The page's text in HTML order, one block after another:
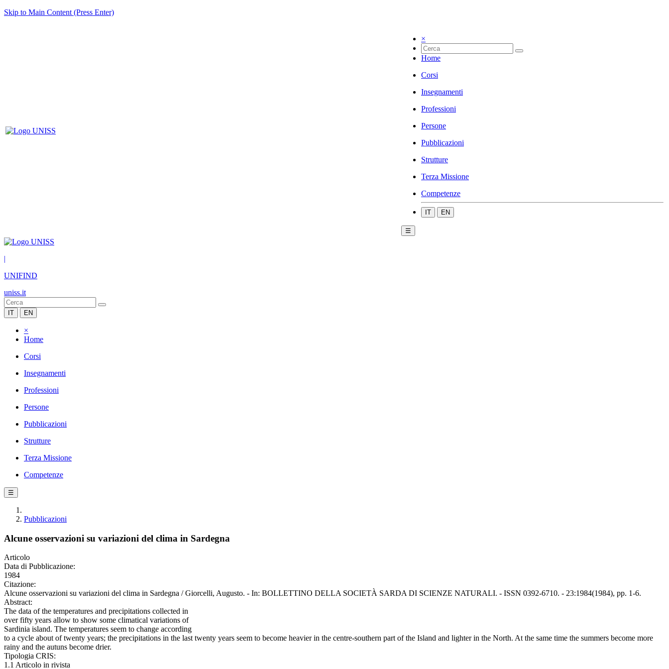
Skip to Main Content (Press Enter)
×
Home
Corsi
Insegnamenti
Professioni
Persone
Pubblicazioni
Strutture
Terza Missione
Competenze
IT EN
☰
|
UNIFIND
uniss.it
IT EN
×
Home
Corsi
Insegnamenti
Professioni
Persone
Pubblicazioni
Strutture
Terza Missione
Competenze
☰
Pubblicazioni
Alcune osservazioni su variazioni del clima in Sardegna
Articolo
Data di Pubblicazione:
1984
Citazione:
Alcune osservazioni su variazioni del clima in Sardegna / Giorcelli, Augusto. - In: BOLLETTINO DELLA SOCIETÀ SARDA DI SCIENZE NATURALI. - ISSN 0392-6710. - 23:1984(1984), pp. 1-6.
Abstract:
The data of the temperatures and precipitations collected in
over fifty years allow to show some climatical variations of
Sardinia island. The temperatures seem to change according
to a cycle about of twenty years; the precipitations in the last twenty years seem to become heavier in the centre-southern part of the Island and lighter in the North. At the same time the summers become more
rainy and the autuns become drier.
Tipologia CRIS:
1.1 Articolo in rivista